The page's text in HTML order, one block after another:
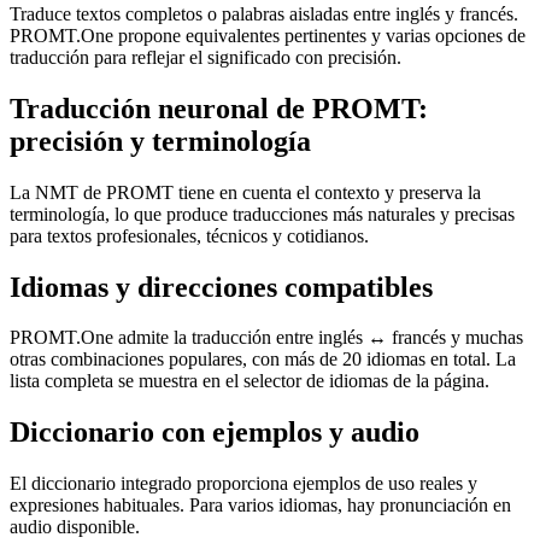
Traduce textos completos o palabras aisladas entre inglés y francés.
PROMT.One propone equivalentes pertinentes y varias opciones de
traducción para reflejar el significado con precisión.
Traducción neuronal de PROMT:
precisión y terminología
La NMT de PROMT tiene en cuenta el contexto y preserva la
terminología, lo que produce traducciones más naturales y precisas
para textos profesionales, técnicos y cotidianos.
Idiomas y direcciones compatibles
PROMT.One admite la traducción entre inglés ↔ francés y muchas
otras combinaciones populares, con más de 20 idiomas en total. La
lista completa se muestra en el selector de idiomas de la página.
Diccionario con ejemplos y audio
El diccionario integrado proporciona ejemplos de uso reales y
expresiones habituales. Para varios idiomas, hay pronunciación en
audio disponible.